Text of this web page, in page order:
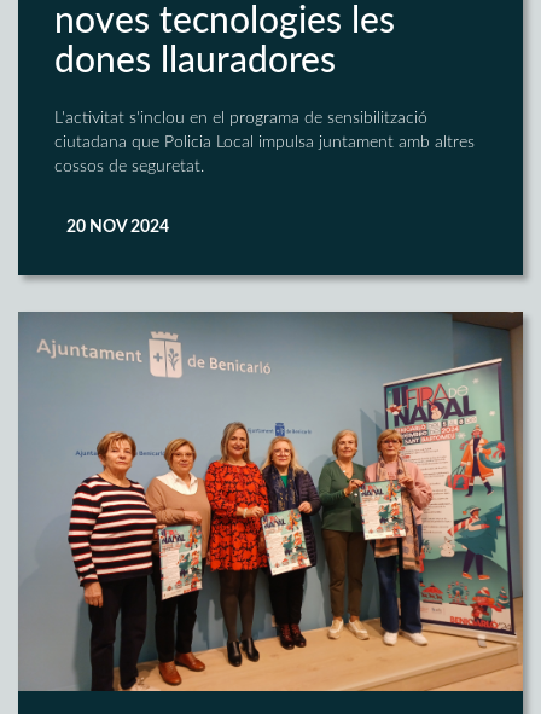
noves tecnologies les
dones llauradores
L'activitat s'inclou en el programa de sensibilització
ciutadana que Policia Local impulsa juntament amb altres
cossos de seguretat.
20 NOV 2024